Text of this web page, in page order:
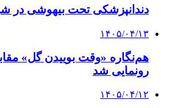
دندانپزشکی تحت بیهوشی در
۱۴۰۵/۰۴/۱۳
هم‌نگاره «وقت بوییدن گل»
رونمایی شد
۱۴۰۵/۰۴/۱۲